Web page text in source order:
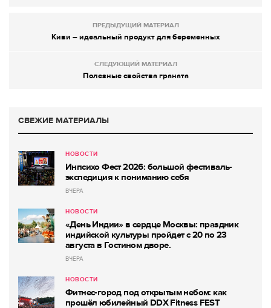
ПРЕДЫДУЩИЙ МАТЕРИАЛ
Киви – идеальный продукт для беременных
СЛЕДУЮЩИЙ МАТЕРИАЛ
Полезные свойства граната
СВЕЖИЕ МАТЕРИАЛЫ
НОВОСТИ
Инпсихо Фест 2026: большой фестиваль-
экспедиция к пониманию себя
ВЧЕРА
НОВОСТИ
«День Индии» в сердце Москвы: праздник
индийской культуры пройдет с 20 по 23
августа в Гостином дворе.
ВЧЕРА
НОВОСТИ
Фитнес-город под открытым небом: как
прошёл юбилейный DDX Fitness FEST